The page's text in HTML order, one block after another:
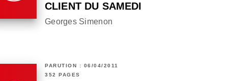
CLIENT DU SAMEDI
Georges Simenon
PARUTION : 06/04/2011
352 PAGES